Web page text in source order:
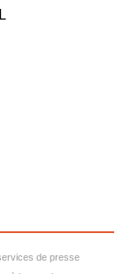
de presse